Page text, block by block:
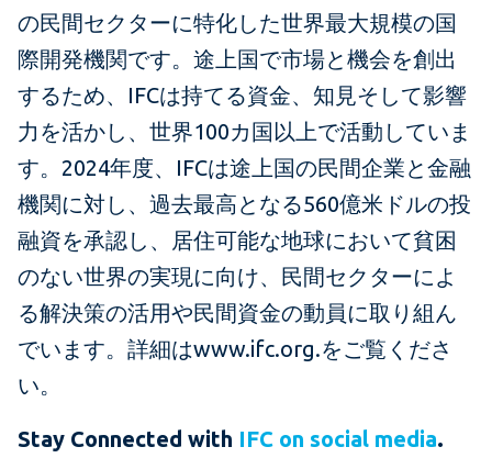
の民間セクターに特化した世界最大規模の国
際開発機関です。途上国で市場と機会を創出
するため、IFCは持てる資金、知見そして影響
力を活かし、世界100カ国以上で活動していま
す。2024年度、IFCは途上国の民間企業と金融
機関に対し、過去最高となる560億米ドルの投
融資を承認し、居住可能な地球において貧困
のない世界の実現に向け、民間セクターによ
る解決策の活用や民間資金の動員に取り組ん
でいます。詳細はwww.ifc.org.をご覧くださ
い。
Stay Connected with IFC on social media.